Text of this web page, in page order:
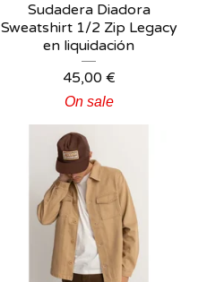
Sudadera Diadora
Sweatshirt 1/2 Zip Legacy
en liquidación
45,00 €
On sale